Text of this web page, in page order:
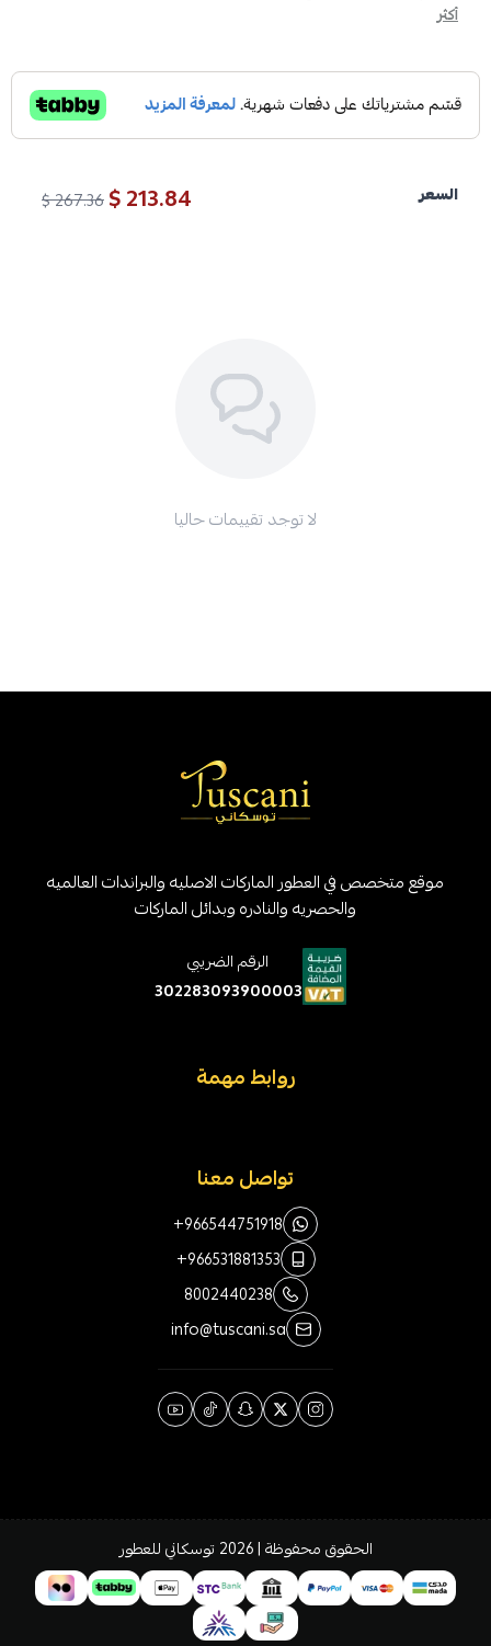
أكثر
السعر 213.84 $
267.36 $
لا توجد تقييمات حاليا
موقع متخصص في العطور الماركات الاصليه والبراندات العالميه
والحصريه والنادره وبدائل الماركات
الرقم الضريبي
302283093900003
روابط مهمة
تواصل معنا
+966544751918
+966531881353
8002440238
info@tuscani.sa
الحقوق محفوظة | 2026 توسكاني للعطور